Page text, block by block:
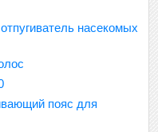
насекомых
пояс для